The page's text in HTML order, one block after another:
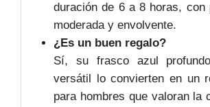
duración de 6 a 8 horas, con
moderada y envolvente.
¿Es un buen regalo?
Sí, su frasco azul
versátil lo convierten en un
para hombres que valoran la